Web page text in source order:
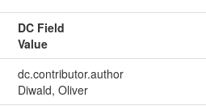
DC Field
Value
dc.contributor.author
Diwald, Oliver